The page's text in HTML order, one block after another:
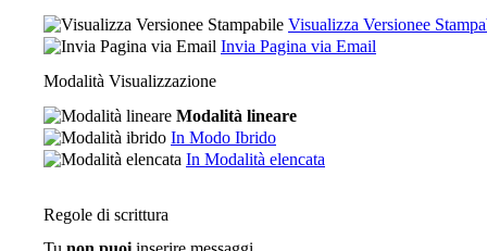
Visualizza Versionee
Invia Pagina via Email
Modalità Visualizzazione
Modalità lineare
In Modo Ibrido
In Modalità elencata
Regole di scrittura